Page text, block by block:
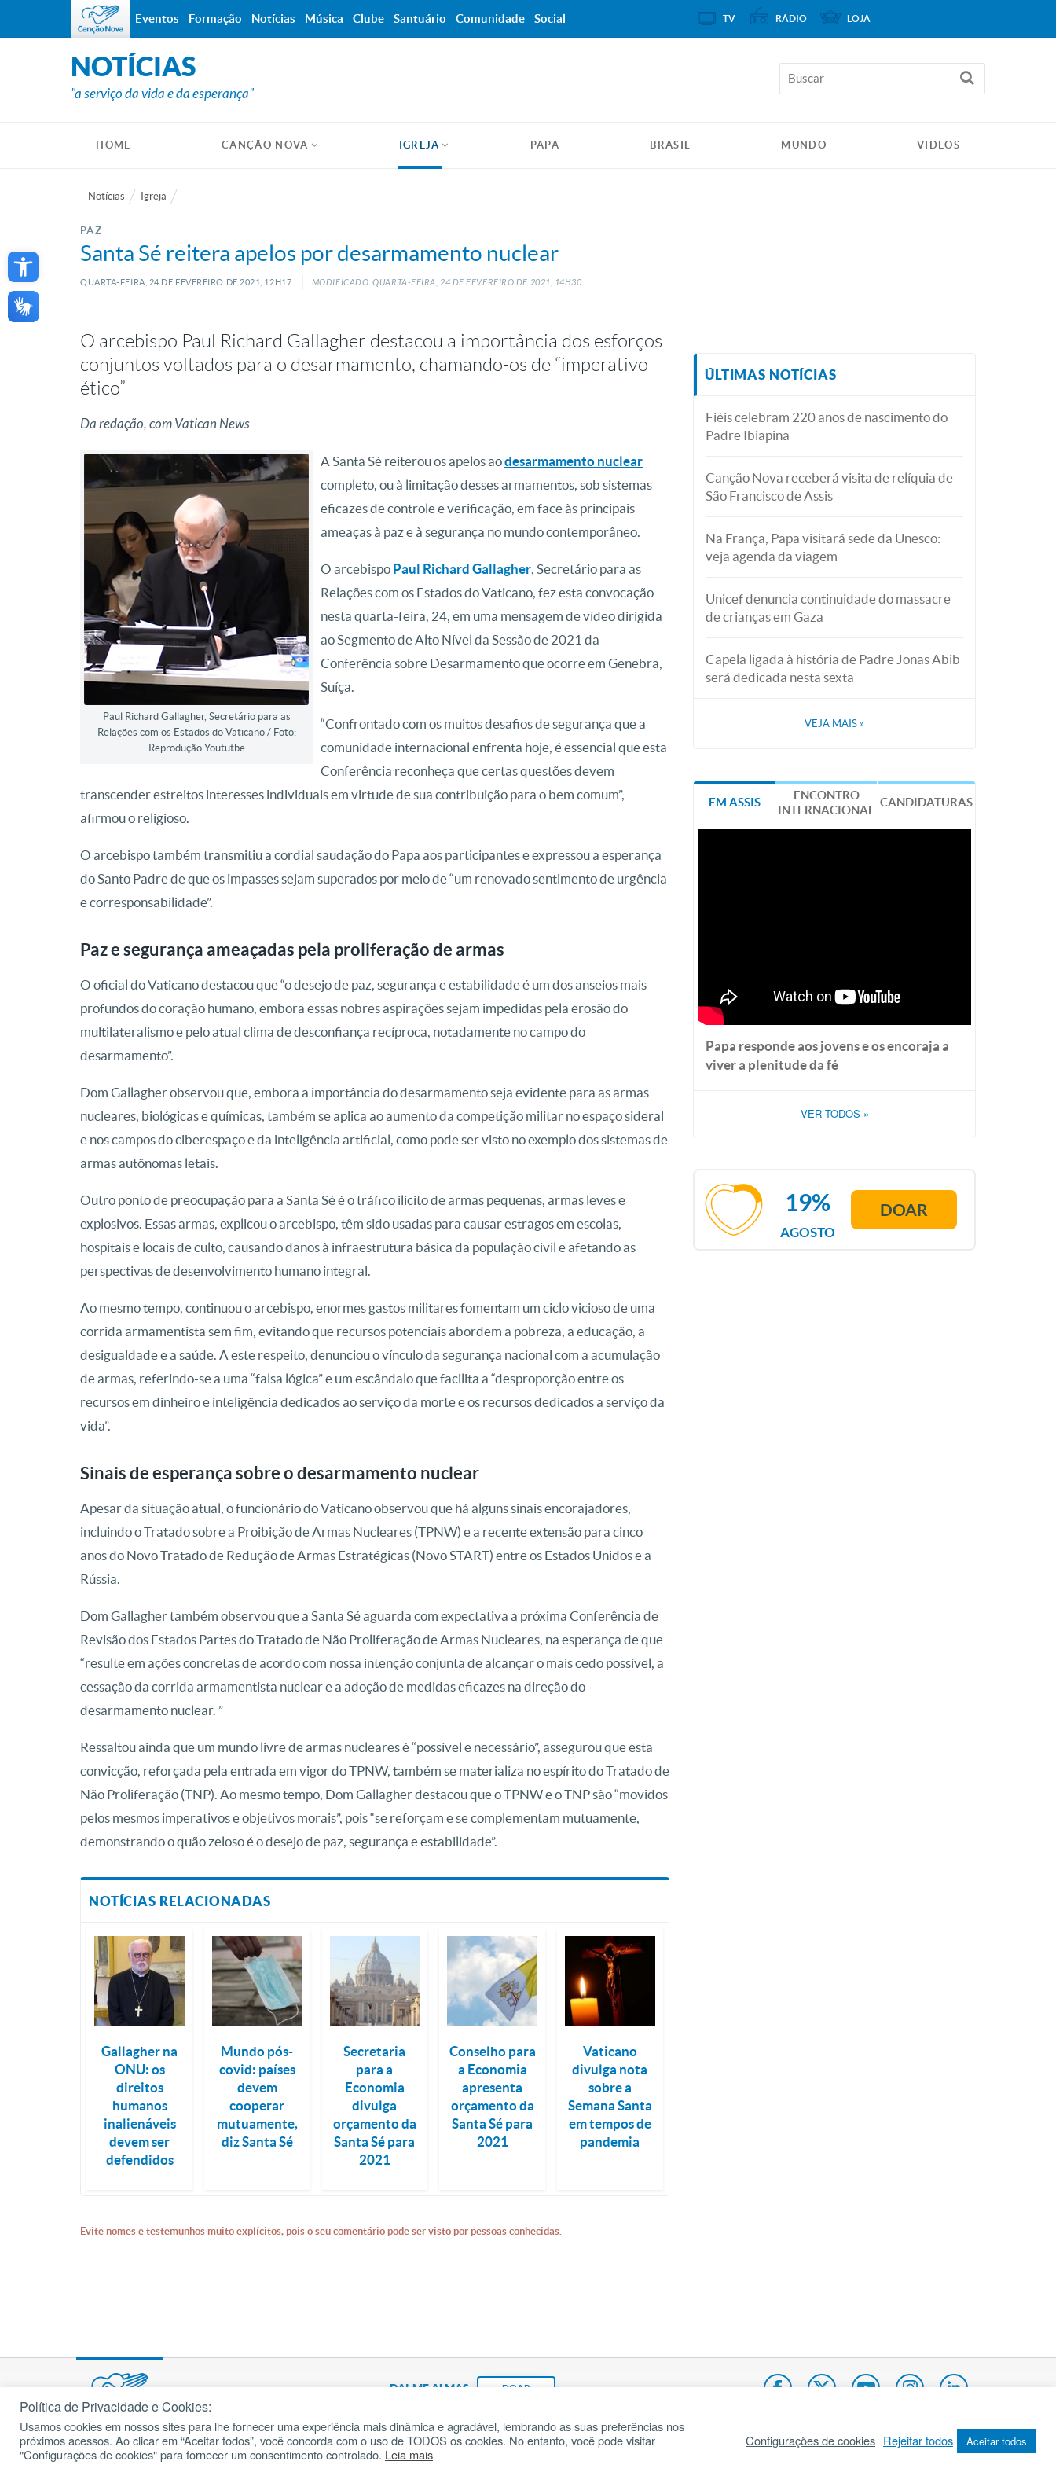
Open toolbar
NOTÍCIAS
"a serviço da vida e da esperança"
HOME CANÇÃO NOVA IGREJA PAPA BRASIL MUNDO VIDEOS
Notícias Igreja
PAZ
Santa Sé reitera apelos por desarmamento nuclear
QUARTA-FEIRA, 24 DE FEVEREIRO DE 2021, 12H17 MODIFICADO: QUARTA-FEIRA, 24 DEFEVEREIRO DE 2021, 14H30
O arcebispo Paul Richard Gallagher destacou a importância dos esforços
conjuntos voltados para o desarmamento, chamando-os de “imperativo
ético”
Da redação, com Vatican News
Paul Richard Gallagher, Secretário para as
Relações com os Estados do Vaticano / Foto:
Reprodução Yoututbe
A Santa Sé reiterou os apelos aodesarmamento nuclear
completo, ou à limitação desses armamentos, sob sistemas
eficazes de controle e verificação, em face às principais
ameaças à paz e à segurança no mundo contemporâneo.
O arcebispo Paul Richard Gallagher, Secretário para as
Relações com os Estados do Vaticano, fez esta convocação
nesta quarta-feira, 24, em uma mensagem de vídeo dirigida
ao Segmento de Alto Nível da Sessão de 2021 da
Conferência sobre Desarmamento que ocorre em Genebra,
Suíça.
“Confrontado com os muitos desafios de segurança que a
comunidade internacional enfrenta hoje, é essencial que esta
Conferência reconheça que certas questões devem
transcender estreitos interesses individuais em virtude de sua contribuição para o bem comum”,
afirmou o religioso.
O arcebispo também transmitiu a cordial saudação do Papa aos participantes e expressou a esperança
do Santo Padre de que os impasses sejam superados por meio de “um renovado sentimento de urgência
e corresponsabilidade”.
Paz e segurança ameaçadas pela proliferação de armas
O oficial do Vaticano destacou que “o desejo de paz, segurança e estabilidade é um dos anseios mais
profundos do coração humano, embora essas nobres aspirações sejam impedidas pela erosão do
multilateralismo e pelo atual clima de desconfiança recíproca, notadamente no campo do
desarmamento”.
Dom Gallagher observou que, embora a importância do desarmamento seja evidente para as armas
nucleares, biológicas e químicas, também se aplica ao aumento da competição militar no espaço sideral
e nos campos do ciberespaço e da inteligência artificial, como pode ser visto no exemplo dos sistemas de
armas autônomas letais.
Outro ponto de preocupação para a Santa Sé é o tráfico ilícito de armas pequenas, armas leves e
explosivos. Essas armas, explicou o arcebispo, têm sido usadas para causar estragos em escolas,
hospitais e locais de culto, causando danos à infraestrutura básica da população civil e afetando as
perspectivas de desenvolvimento humano integral.
Ao mesmo tempo, continuou o arcebispo, enormes gastos militares fomentam um ciclo vicioso de uma
corrida armamentista sem fim, evitando que recursos potenciais abordem a pobreza, a educação, a
desigualdade e a saúde. A este respeito, denunciou o vínculo da segurança nacional com a acumulação
de armas, referindo-se a uma “falsa lógica” e um escândalo que facilita a “desproporção entre os
recursos em dinheiro e inteligência dedicados ao serviço da morte e os recursos dedicados a serviço da
vida”.
Sinais de esperança sobre o desarmamento nuclear
Apesar da situação atual, o funcionário do Vaticano observou que há alguns sinais encorajadores,
incluindo o Tratado sobre a Proibição de Armas Nucleares (TPNW) e a recente extensão para cinco
anos do Novo Tratado de Redução de Armas Estratégicas (Novo START) entre os Estados Unidos e a
Rússia.
Dom Gallagher também observou que a Santa Sé aguarda com expectativa a próxima Conferência de
Revisão dos Estados Partes do Tratado de Não Proliferação de Armas Nucleares, na esperança de que
“resulte em ações concretas de acordo com nossa intenção conjunta de alcançar o mais cedo possível, a
cessação da corrida armamentista nuclear e a adoção de medidas eficazes na direção do
desarmamento nuclear. ”
Ressaltou ainda que um mundo livre de armas nucleares é “possível e necessário”, assegurou que esta
convicção, reforçada pela entrada em vigor do TPNW, também se materializa no espírito do Tratado de
Não Proliferação (TNP). Ao mesmo tempo, Dom Gallagher destacou que o TPNW e o TNP são “movidos
pelos mesmos imperativos e objetivos morais”, pois “se reforçam e se complementam mutuamente,
demonstrando o quão zeloso é o desejo de paz, segurança e estabilidade”.
NOTÍCIAS RELACIONADAS
Gallagher na
ONU: os
direitos
humanos
inalienáveis
devem ser
defendidos
Mundo pós-
covid: países
devem
cooperar
mutuamente,
diz Santa Sé
Secretaria
para a
Economia
divulga
orçamento da
Santa Sé para
2021
Conselho para
a Economia
apresenta
orçamento da
Santa Sé para
2021
Vaticano
divulga nota
sobre a
Semana Santa
em tempos de
pandemia
Evite nomes e testemunhos muito explícitos, pois o seu comentário pode ser visto por pessoas conhecidas.
ÚLTIMAS NOTÍCIAS
Fiéis celebram 220 anos de nascimento do
Padre Ibiapina
Canção Nova receberá visita de relíquia de
São Francisco de Assis
Na França, Papa visitará sede da Unesco:
veja agenda da viagem
Unicef denuncia continuidade do massacre
de crianças em Gaza
Capela ligada à história de Padre Jonas Abib
será dedicada nesta sexta
VEJA MAIS »
EM ASSIS
ENCONTRO
INTERNACIONAL
CANDIDATURAS
Papa responde aos jovens e os encoraja a
viver a plenitude da fé
VER TODOS »
AGOSTO
19% DOAR
Eventos Formação Notícias Música Clube Santuário Comunidade Social TV RÁDIO LOJA
DAI-ME ALMAS DOAR
Fundação João Paulo II Pedido de Oração Mapa do site Internacional
cancaonova.com© 2002 – 2026
Todos os direitos reservados.
Política de Privacidade e Cookies:
Usamos cookies em nossos sites para lhe fornecer uma experiência mais dinâmica e agradável, lembrando as suas preferências nos
próximos acessos. Ao clicar em “Aceitar todos”, você concorda com o uso de TODOS os cookies. No entanto, você pode visitar
"Configurações de cookies" para fornecer um consentimento controlado. Leia mais
Configurações de cookies Rejeitar todos Aceitar todos